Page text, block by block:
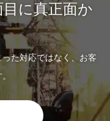
に真正面か
た対応ではなく、お客